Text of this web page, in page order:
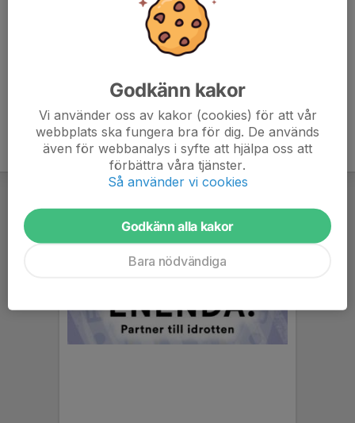
Godkänn kakor
Vi använder oss av kakor (cookies) för att vår
webbplats ska fungera bra för dig. De används
även för webbanalys i syfte att hjälpa oss att
förbättra våra tjänster.
Så använder vi cookies
Godkänn alla kakor
Bara nödvändiga